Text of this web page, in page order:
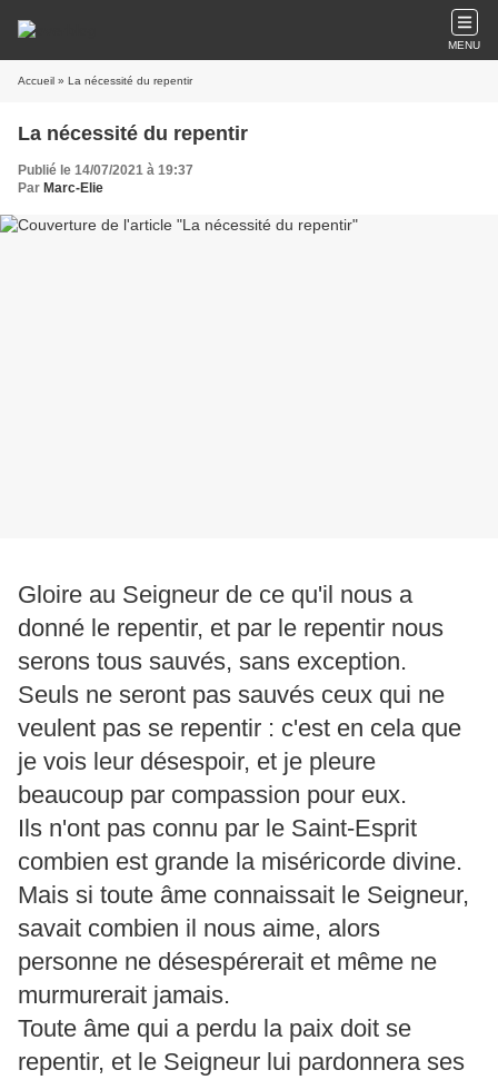
MENU
Accueil » La nécessité du repentir
La nécessité du repentir
Publié le 14/07/2021 à 19:37
Par Marc-Elie
Gloire au Seigneur de ce qu'il nous a
donné le repentir, et par le repentir nous
serons tous sauvés, sans exception.
Seuls ne seront pas sauvés ceux qui ne
veulent pas se repentir : c'est en cela que
je vois leur désespoir, et je pleure
beaucoup par compassion pour eux.
Ils n'ont pas connu par le Saint-Esprit
combien est grande la miséricorde divine.
Mais si toute âme connaissait le Seigneur,
savait combien il nous aime, alors
personne ne désespérerait et même ne
murmurerait jamais.
Toute âme qui a perdu la paix doit se
repentir, et le Seigneur lui pardonnera ses